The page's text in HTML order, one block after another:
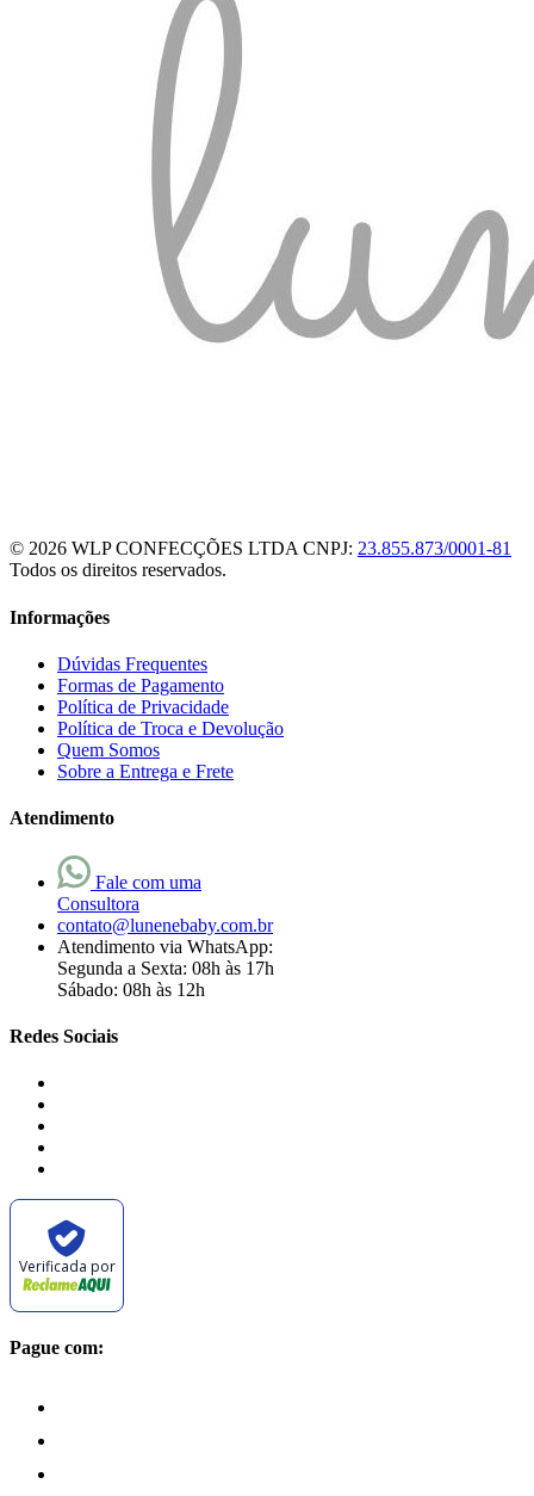
© 2026 WLP CONFECÇÕES LTDACNPJ: 23.855.873/0001-81
Todos os direitos reservados.
Informações
Dúvidas Frequentes
Formas de Pagamento
Política de Privacidade
Política de Troca e Devolução
Quem Somos
Sobre a Entrega e Frete
Atendimento
Fale com uma
Consultora
contato@lunenebaby.com.br
Atendimento via WhatsApp:
Segunda a Sexta: 08h às 17h
Sábado: 08h às 12h
Redes Sociais
Verificada por
Pague com: